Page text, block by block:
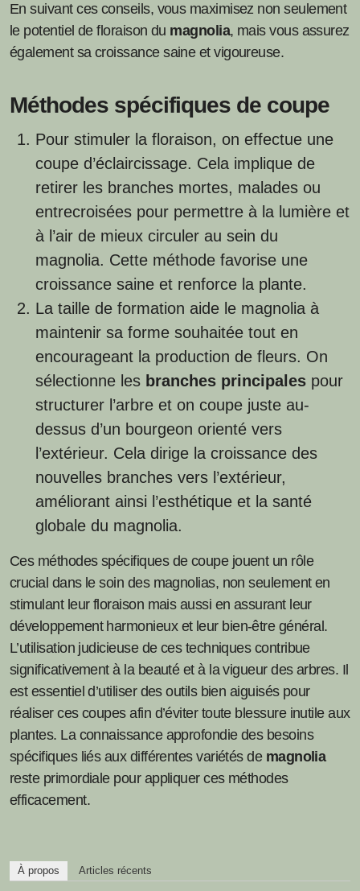
En suivant ces conseils, vous maximisez non seulement
le potentiel de floraison du magnolia, mais vous assurez
également sa croissance saine et vigoureuse.
Méthodes spécifiques de coupe
Pour stimuler la floraison, on effectue une
coupe d’éclaircissage. Cela implique de
retirer les branches mortes, malades ou
entrecroisées pour permettre à la lumière et
à l’air de mieux circuler au sein du
magnolia. Cette méthode favorise une
croissance saine et renforce la plante.
La taille de formation aide le magnolia à
maintenir sa forme souhaitée tout en
encourageant la production de fleurs. On
sélectionne les branches principales pour
structurer l’arbre et on coupe juste au-
dessus d’un bourgeon orienté vers
l’extérieur. Cela dirige la croissance des
nouvelles branches vers l’extérieur,
améliorant ainsi l’esthétique et la santé
globale du magnolia.
Ces méthodes spécifiques de coupe jouent un rôle
crucial dans le soin des magnolias, non seulement en
stimulant leur floraison mais aussi en assurant leur
développement harmonieux et leur bien-être général.
L’utilisation judicieuse de ces techniques contribue
significativement à la beauté et à la vigueur des arbres. Il
est essentiel d’utiliser des outils bien aiguisés pour
réaliser ces coupes afin d’éviter toute blessure inutile aux
plantes. La connaissance approfondie des besoins
spécifiques liés aux différentes variétés de magnolia
reste primordiale pour appliquer ces méthodes
efficacement.
À propos Articles récents